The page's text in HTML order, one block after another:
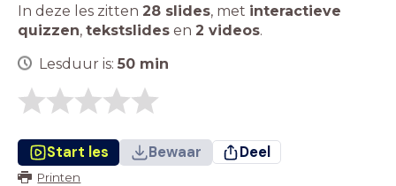
In deze les zitten 28 slides, met interactieve
quizzen, tekstslides en 2 videos.
Lesduur is: 50 min
Start les Bewaar Deel
Printen